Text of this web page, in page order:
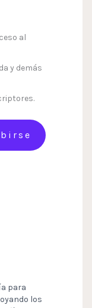
al
y demás
para
los